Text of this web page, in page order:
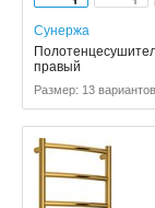
Сунержа
правый
Размер: 13 вариантов